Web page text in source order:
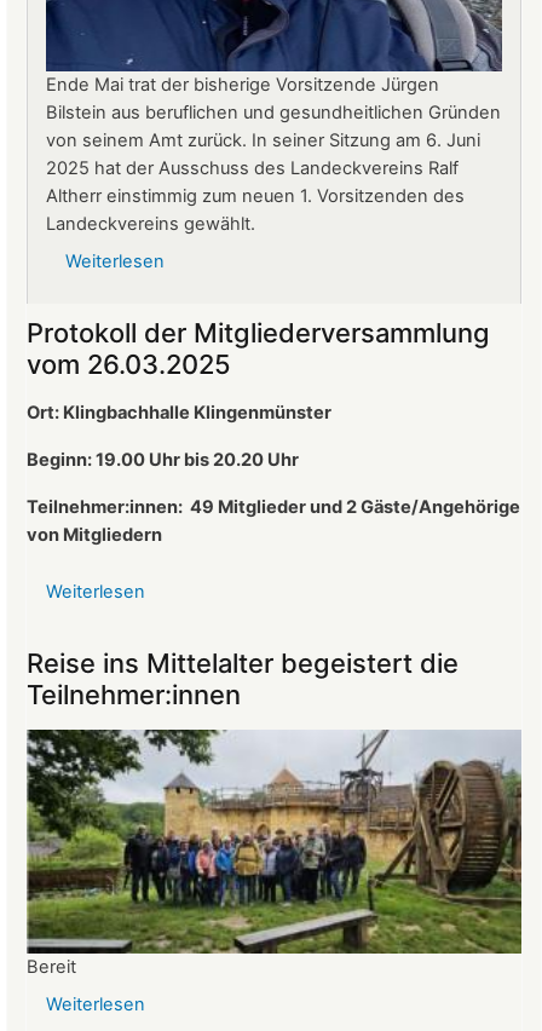
Ende Mai trat der bisherige Vorsitzende Jürgen
Bilstein aus beruflichen und gesundheitlichen Gründen
von seinem Amt zurück. In seiner Sitzung am 6. Juni
2025 hat der Ausschuss des Landeckvereins Ralf
Altherr einstimmig zum neuen 1. Vorsitzenden des
Landeckvereins gewählt.
Weiterlesen
ist
neuer
1.
Vorsitzender
des
Protokoll der Mitgliederversammlung
vom 26.03.2025
Ort: Klingbachhalle Klingenmünster
Beginn: 19.00 Uhr bis 20.20 Uhr
Teilnehmer:innen: 49 Mitglieder und 2 Gäste/Angehörige
von Mitgliedern
Weiterlesen
Mitgliederversammlung
vom
26.03.2025
Reise ins Mittelalter begeistert die
Teilnehmer:innen
Bereit
Weiterlesen